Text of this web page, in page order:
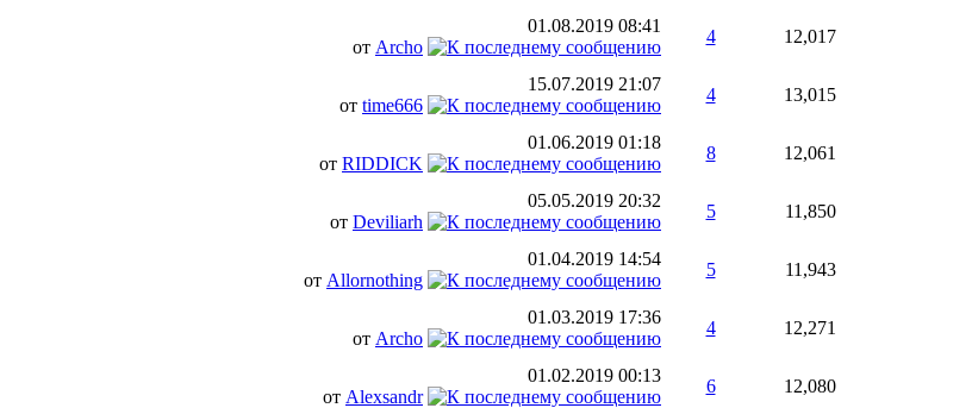
01.08.2019 08:41
от Archo
4 12,017
15.07.2019 21:07
от time666
4 13,015
01.06.2019 01:18
от RIDDICK
8 12,061
05.05.2019 20:32
от Deviliarh
5 11,850
01.04.2019 14:54
от Allornothing
5 11,943
01.03.2019 17:36
от Archo
4 12,271
01.02.2019 00:13
от Alexsandr
6 12,080